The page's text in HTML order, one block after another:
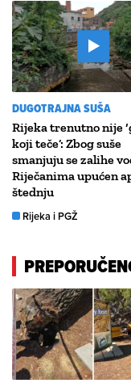
DUGOTRAJNA SUŠA
Rijeka trenutno nije
koji teče’: Zbog suše
smanjuju se zalihe
Riječanima upućen
štednju
Rijeka i PGŽ